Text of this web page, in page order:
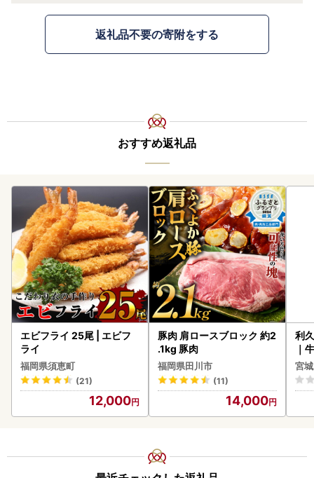
返礼品不要の寄附をする
おすすめ返礼品
エビフライ 25尾 | エビフ
ライ
福岡県須恵町
(21)
12,000
豚肉 肩ロースブロック 約2
.1kg 豚肉
福岡県田川市
(11)
14,000
利
｜
宮